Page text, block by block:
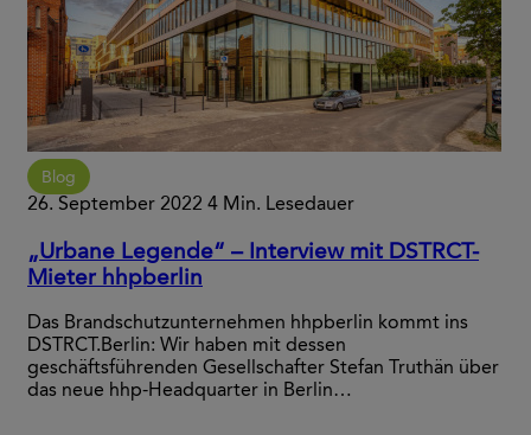
Blog
26. September 2022 4 Min. Lesedauer
„Urbane Legende“ – Interview mit DSTRCT-
Mieter hhpberlin
Das Brandschutzunternehmen hhpberlin kommt ins
DSTRCT.Berlin: Wir haben mit dessen
geschäftsführenden Gesellschafter Stefan Truthän über
das neue hhp-Headquarter in Berlin…